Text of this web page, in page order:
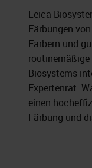
Leica
Färbungen
Färbern und
Biosystems
Expertenrat.
einen
Färbung und